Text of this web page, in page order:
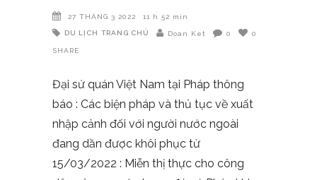
27 THÁNG 3 2022 11 h 52 min
DU LỊCH TRANG CHỦ Doan Ket 0 0
SHARE
Đại sứ quán Việt Nam tại Pháp thông
báo : Các biện pháp và thủ tục về xuất
nhập cảnh đối với người nước ngoài
đang dần được khôi phục từ
15/03/2022 : Miễn thị thực cho công